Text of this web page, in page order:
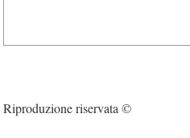
Riproduzione riservata ©